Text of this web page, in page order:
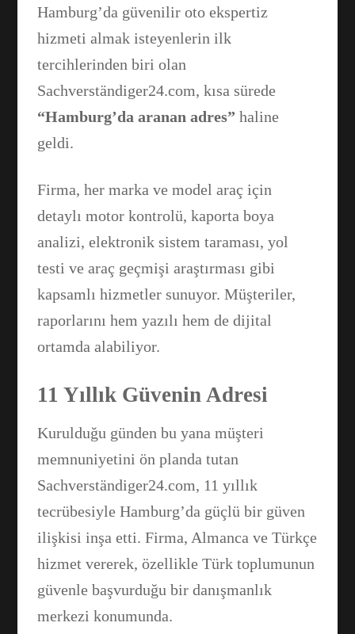
Hamburg’da güvenilir oto ekspertiz
hizmeti almak isteyenlerin ilk
tercihlerinden biri olan
Sachverständiger24.com, kısa sürede
“Hamburg’da aranan adres” haline
geldi.
Firma, her marka ve model araç için
detaylı motor kontrolü, kaporta boya
analizi, elektronik sistem taraması, yol
testi ve araç geçmişi araştırması gibi
kapsamlı hizmetler sunuyor. Müşteriler,
raporlarını hem yazılı hem de dijital
ortamda alabiliyor.
11 Yıllık Güvenin Adresi
Kurulduğu günden bu yana müşteri
memnuniyetini ön planda tutan
Sachverständiger24.com, 11 yıllık
tecrübesiyle Hamburg’da güçlü bir güven
ilişkisi inşa etti. Firma, Almanca ve Türkçe
hizmet vererek, özellikle Türk toplumunun
güvenle başvurduğu bir danışmanlık
merkezi konumunda.